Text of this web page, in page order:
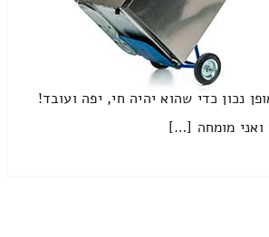
נכון כדי שהוא יהיה חי, יפה ועובד!
ואני מומחה […]